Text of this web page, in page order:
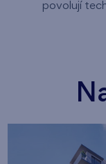
povolují